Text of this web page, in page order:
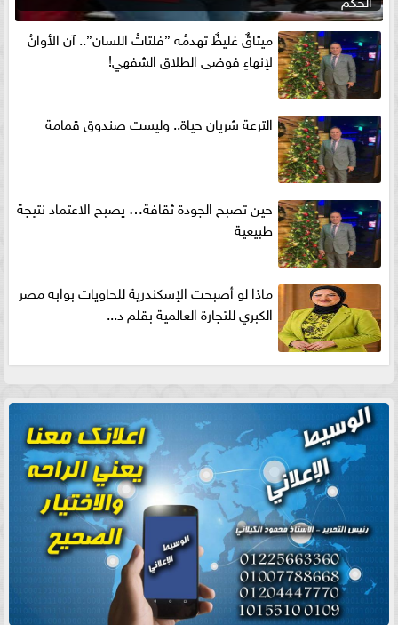
ميثاقٌ غليظٌ تهدمُه ”فلتاتُ اللسان”.. آن الأوانُ
لإنهاءِ فوضى الطلاق الشفهي!
الترعة شريان حياة.. وليست صندوق قمامة
حين تصبح الجودة ثقافة… يصبح الاعتماد نتيجة
طبيعية
ماذا لو أصبحت الإسكندرية للحاويات بوابه مصر
الكبري للتجارة العالمية بقلم د...